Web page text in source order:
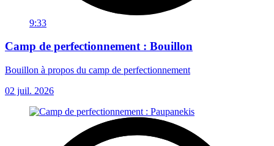
9:33
Camp de perfectionnement : Bouillon
Bouillon à propos du camp de perfectionnement
02 juil. 2026